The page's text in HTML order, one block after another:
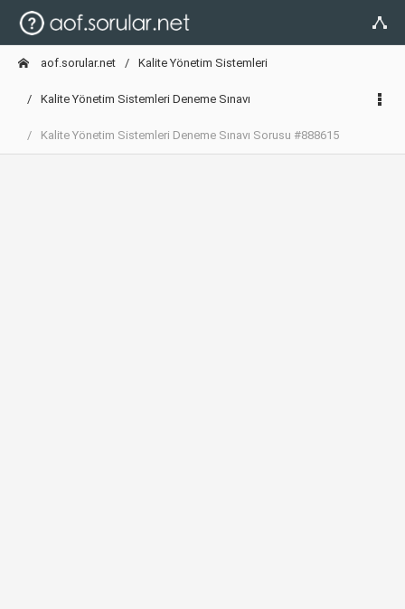
aof.sorular.net Kalite Yönetim Sistemleri
Kalite Yönetim Sistemleri Deneme Sınavı
Kalite Yönetim Sistemleri Deneme Sınavı Sorusu #888615